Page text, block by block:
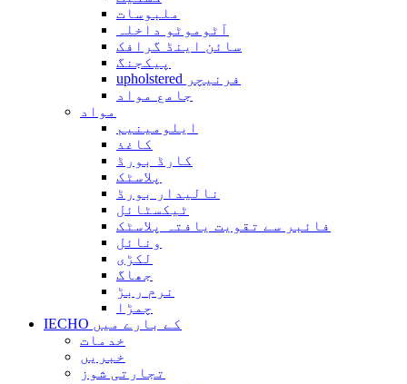
ملبوسات
آٹوموٹو داخلہ
سائن اینڈ گرافک
پیکجنگ
upholstered فرنیچر
جامع مواد
مواد
ایلومینیم
کاغذ
کارڈ بورڈ
پلاسٹک
نالیدار بورڈ
ٹیکسٹائل
فائبر سے تقویت یافتہ پلاسٹک
ونائل
لکڑی
جھاگ
نرم ربڑ
چمڑا
IECHO کے بارے میں
خدمات
خبریں
تجارتی شوز